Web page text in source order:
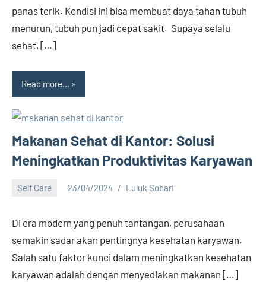
panas terik. Kondisi ini bisa membuat daya tahan tubuh
menurun, tubuh pun jadi cepat sakit. Supaya selalu
sehat, […]
Read more...
Makanan Sehat di Kantor: Solusi
Meningkatkan Produktivitas Karyawan
Self Care 23/04/2024 Luluk Sobari
Di era modern yang penuh tantangan, perusahaan
semakin sadar akan pentingnya kesehatan karyawan.
Salah satu faktor kunci dalam meningkatkan kesehatan
karyawan adalah dengan menyediakan makanan […]